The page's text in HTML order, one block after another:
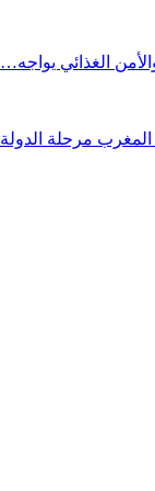
الغذائي يواجه…